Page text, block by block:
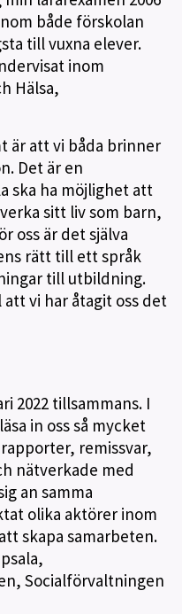
både förskolan
till vuxna elever.
inom
Hälsa,
är att vi båda brinner
Det är en
ska ha möjlighet att
sitt liv som barn,
oss är det själva
rätt till ett språk
till utbildning.
vi har åtagit oss det
2022 tillsammans. I
in oss så mycket
remissvar,
nätverkade med
an samma
olika aktörer inom
skapa samarbeten.
Socialförvaltningen